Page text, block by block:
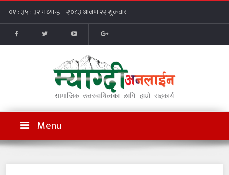
Menu